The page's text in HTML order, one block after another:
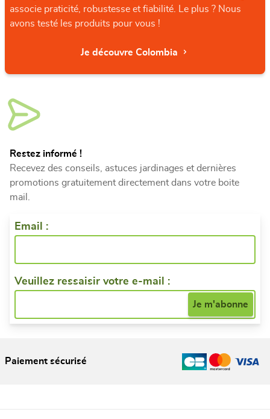
associe praticité, robustesse et fiabilité. Le plus ? Nous
avons testé les produits pour vous !
Je découvre Colombia
Restez informé !
Recevez des conseils, astuces jardinages et dernières
promotions gratuitement directement dans votre boite
mail.
Email :
Veuillez ressaisir votre e-mail :
Paiement sécurisé